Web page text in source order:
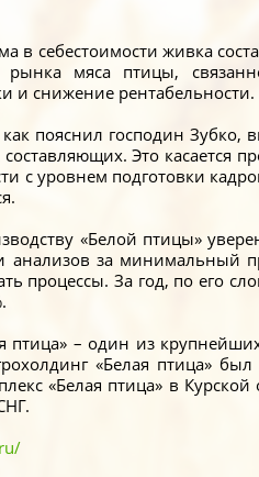
в себестоимости живка
рынка мяса птицы,
и снижение рентабельности.
как пояснил господин
Это касается
с уровнем подготовки
«Белой птицы»
и анализов за
процессы. За год, по его
птица» – один из
«Белая птица»
«Белая птица» в